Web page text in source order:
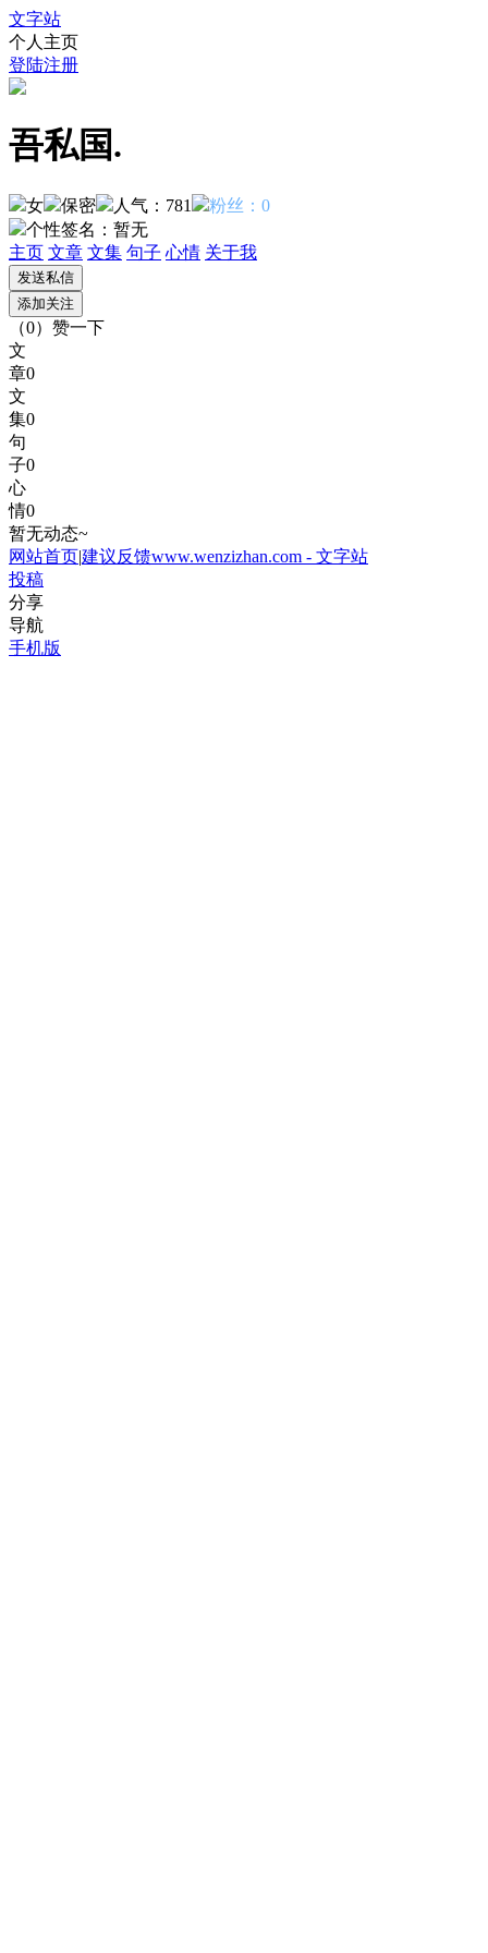
文字站
个人主页
登陆注册
吾私国.
女 保密 人气：781
粉丝：0
个性签名： 暂无
主页 文章 文集 句子 心情 关于我
（0） 赞一下
文
章0
文
集0
句
子0
心
情0
暂无动态~
网站首页|建议反馈www.wenzizhan.com - 文字站
投稿
分享
导航
手机版